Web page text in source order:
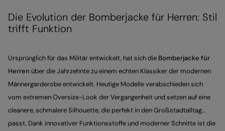
Die Evolution der Bomberjacke für Herren: Stil
trifft Funktion
Ursprünglich für das Militär entwickelt, hat sich die Bomberjacke für
Herren über die Jahrzehnte zu einem echten Klassiker der modernen
Männergarderobe entwickelt. Heutige Modelle verabschieden sich
vom extremen Oversize-Look der Vergangenheit und setzen auf eine
cleanere, schmalere Silhouette, die perfekt in den Großstadtalltag
passt. Dank innovativer Funktionsstoffe und moderner Schnitte ist die